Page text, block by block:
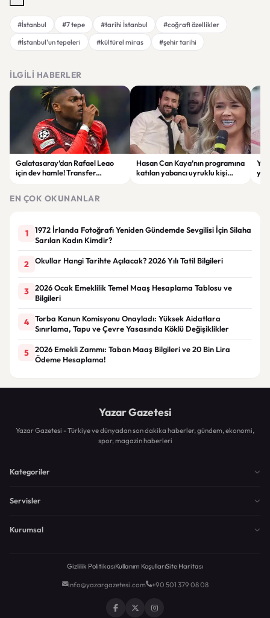
#İstanbul #7 tepe #tarihi İstanbul
#coğrafi özellikler
#İstanbul'un tepeleri
#kültürel miras #şehir tarihi
İLGILI HABERLER
Galatasaray’dan Rafael Leao
için dev hamle! Transfer
Hasan Can Kaya’nın programına
katılan yabancı uyruklu kişi
EN ÇOK OKUNANLAR
1
1972 İrlanda Fotoğrafı Yeniden Gündemde Sevgilisi İçin Silaha
Sarılan Kadın Kimdir?
2 Okullar Hangi Tarihte Açılacak? 2026 Yılı Tatil Bilgileri
3
2026 Ocak Emeklilik Temel Maaş Hesaplama Tablosu ve
Bilgileri
4
Torba Kanun Komisyonu Onayladı: Yüksek Aidatlara
Sınırlama, Tapu ve Çevre Yasasında Köklü Değişiklikler
5
2026 Emekli Zammı: Taban Maaş Bilgileri ve 20 Bin Lira
Ödeme Hesaplama!
Yazar Gazetesi
Yazar Gazetesi - Türkiye ve dünyadan son dakika haberler, gündem, ekonomi,
spor, magazin haberleri
Kategoriler
Servisler
Kurumsal
Gizlilik PolitikasıKullanım KoşullarıSite Haritası
info@yazargazetesi.com +90 501 379 08 08